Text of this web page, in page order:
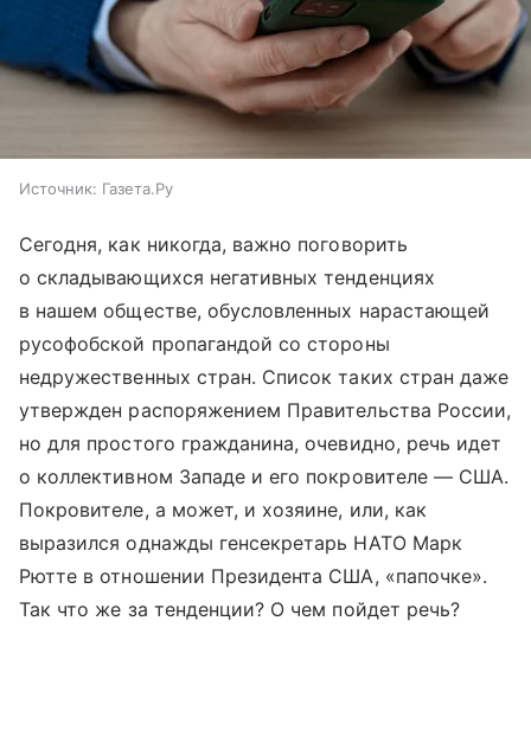
Источник: Газета.Ру
Сегодня, как никогда, важно поговорить
о складывающихся негативных тенденциях
в нашем обществе, обусловленных нарастающей
русофобской пропагандой со стороны
недружественных стран. Список таких стран даже
утвержден распоряжением Правительства России,
но для простого гражданина, очевидно, речь идет
о коллективном Западе и его покровителе — США.
Покровителе, а может, и хозяине, или, как
выразился однажды генсекретарь НАТО Марк
Рютте в отношении Президента США, «папочке».
Так что же за тенденции? О чем пойдет речь?